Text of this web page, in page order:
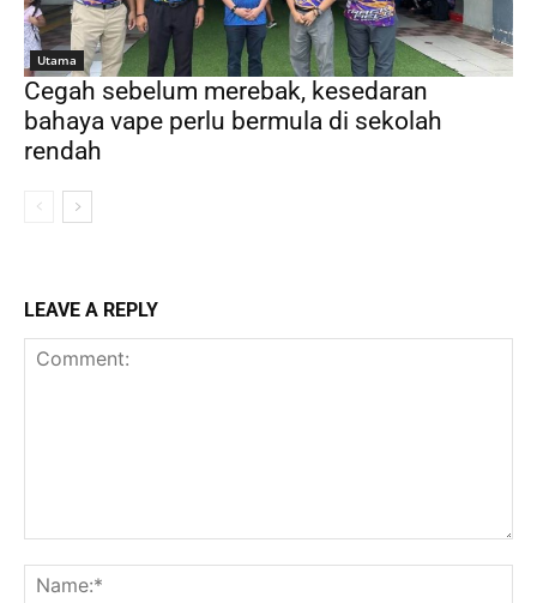
Utama
Cegah sebelum merebak, kesedaran
bahaya vape perlu bermula di sekolah
rendah
LEAVE A REPLY